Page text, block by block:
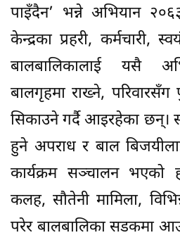
पाइँदैन’ भन्ने अभियान
केन्द्रका प्रहरी,
बालबालिकालाई यसै
बालगृहमा राख्ने, परिवारसँग
सिकाउने गर्दै आइरहेका छन्।
हुने अपराध र बाल
कार्यक्रम सञ्चालन भएको
कलह, सौतेनी मामिला,
परेर बालबालिका सडकमा